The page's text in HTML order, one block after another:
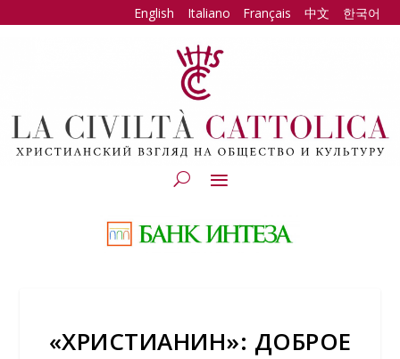
English Italiano Français 中文 한국어
«ХРИСТИАНИН»: ДОБРОЕ